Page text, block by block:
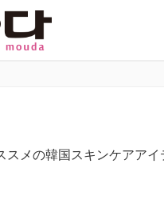
スメの韓国スキンケアア